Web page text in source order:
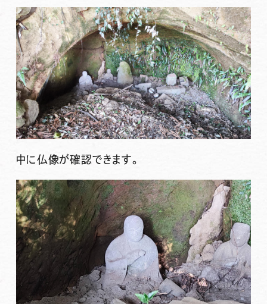
中に仏像が確認できます。